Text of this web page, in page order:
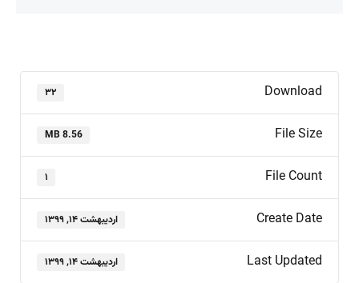
Download ۳۲
File Size
8.56 MB
File Count ۱
Create Date اردیبهشت ۱۴, ۱۳۹۹
Last Updated اردیبهشت ۱۴, ۱۳۹۹